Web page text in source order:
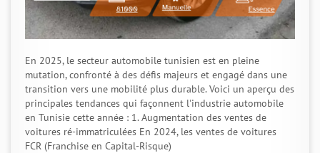
En 2025, le secteur automobile tunisien est en pleine
mutation, confronté à des défis majeurs et engagé dans une
transition vers une mobilité plus durable. Voici un aperçu des
principales tendances qui façonnent l'industrie automobile
en Tunisie cette année : 1. Augmentation des ventes de
voitures ré-immatriculées En 2024, les ventes de voitures
FCR (Franchise en Capital-Risque)